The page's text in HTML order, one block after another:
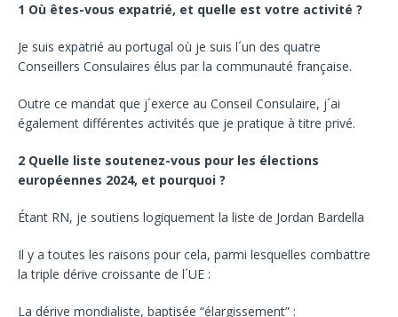
1 Où êtes-vous expatrié, et quelle est votre activité ?
Je suis expatrié au portugal où je suis l´un des quatre
Conseillers Consulaires élus par la communauté française.
Outre ce mandat que j´exerce au Conseil Consulaire, j´ai
également différentes activités que je pratique à titre privé.
2 Quelle liste soutenez-vous pour les élections
européennes 2024, et pourquoi ?
Étant RN, je soutiens logiquement la liste de Jordan Bardella
Il y a toutes les raisons pour cela, parmi lesquelles combattre
la triple dérive croissante de l´UE :
La dérive mondialiste, baptisée “élargissement” :